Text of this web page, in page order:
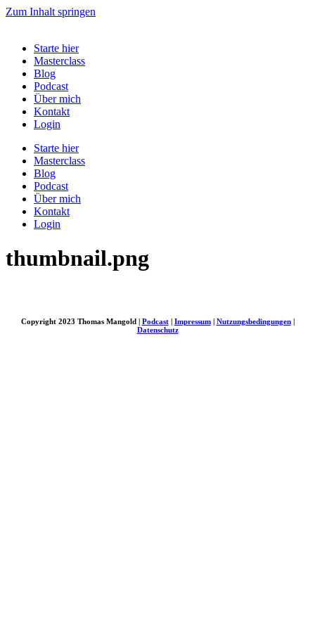
Zum Inhalt springen
Starte hier
Masterclass
Blog
Podcast
Über mich
Kontakt
Login
Starte hier
Masterclass
Blog
Podcast
Über mich
Kontakt
Login
thumbnail.png
Copyright 2023 Thomas Mangold | Podcast| Impressum| Nutzungsbedingungen|
Datenschutz